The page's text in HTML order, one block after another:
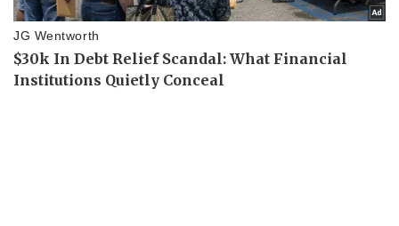
Tư vấn luật
Phân tích